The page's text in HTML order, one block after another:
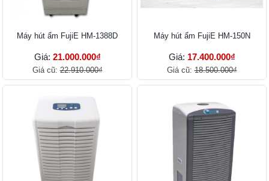
Máy hút ẩm FujiE HM-1388D
Giá: 21.000.000₫
Giá cũ:22.910.000₫
Máy hút ẩm FujiE HM-150N
Giá: 17.400.000₫
Giá cũ:18.500.000₫